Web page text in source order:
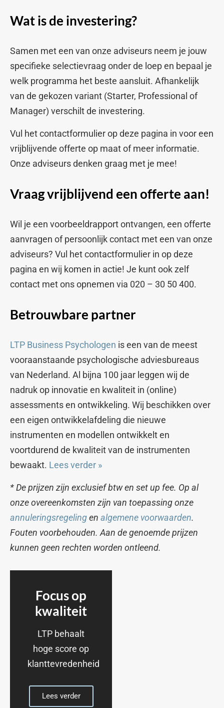
Wat is de investering?
Samen met een van onze adviseurs neem je jouw
specifieke selectievraag onder de loep en bepaal je
welk programma het beste aansluit. Afhankelijk
van de gekozen variant (Starter, Professional of
Manager) verschilt de investering.
Vul het contactformulier op deze pagina in voor een
vrijblijvende offerte op maat of meer informatie.
Onze adviseurs denken graag met je mee!
Vraag vrijblijvend een offerte aan!
Wil je een voorbeeldrapport ontvangen, een offerte
aanvragen of persoonlijk contact met een van onze
adviseurs? Vul het contactformulier in op deze
pagina en wij komen in actie! Je kunt ook zelf
contact met ons opnemen via 020 – 30 50 400.
Betrouwbare partner
LTP Business Psychologen is een van de meest
vooraanstaande psychologische adviesbureaus
van Nederland. Al bijna 100 jaar leggen wij de
nadruk op innovatie en kwaliteit in (online)
assessments en ontwikkeling. Wij beschikken over
een eigen ontwikkelafdeling die nieuwe
instrumenten en modellen ontwikkelt en
voortdurend de kwaliteit van de instrumenten
bewaakt. Lees verder »
* De prijzen zijn exclusief btw en set up fee. Op al
onze overeenkomsten zijn van toepassing onze
annuleringsregelingen algemene voorwaarden.
Fouten voorbehouden. Aan de genoemde prijzen
kunnen geen rechten worden ontleend.
Focus op
kwaliteit
LTP behaalt
hoge score op
klanttevredenheid
Lees verder